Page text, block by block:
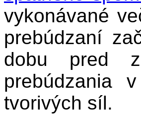
vykonávané
prebúdzaní
dobu pred
prebúdzania
tvorivých síl.